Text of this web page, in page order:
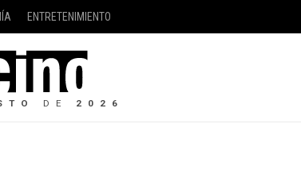
DE 2026
ENTRETENIMIENTO